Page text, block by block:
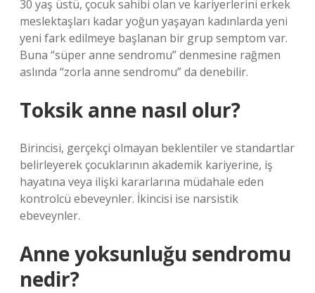
30 yaş üstü, çocuk sahibi olan ve kariyerlerini erkek
meslektaşları kadar yoğun yaşayan kadınlarda yeni
yeni fark edilmeye başlanan bir grup semptom var.
Buna “süper anne sendromu” denmesine rağmen
aslında “zorla anne sendromu” da denebilir.
Toksik anne nasıl olur?
Birincisi, gerçekçi olmayan beklentiler ve standartlar
belirleyerek çocuklarının akademik kariyerine, iş
hayatına veya ilişki kararlarına müdahale eden
kontrolcü ebeveynler. İkincisi ise narsistik
ebeveynler.
Anne yoksunluğu sendromu
nedir?